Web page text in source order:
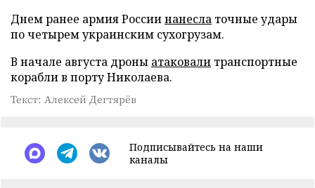
Днем ранее армия Россиинанесла точные удары
по четырем украинским сухогрузам.
В начале августа дроны атаковали транспортные
корабли в порту Николаева.
Текст: Алексей Дегтярёв
Подписывайтесь на наши
каналы